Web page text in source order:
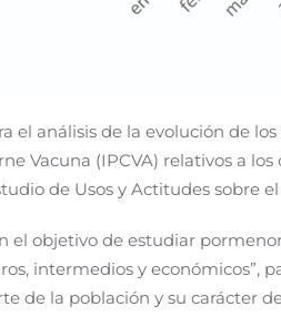
el análisis de la evolución de
Vacuna (IPCVA) relativos a
de Usos y Actitudes sobre
el objetivo de estudiar
intermedios y económicos”,
de la población y su carácter